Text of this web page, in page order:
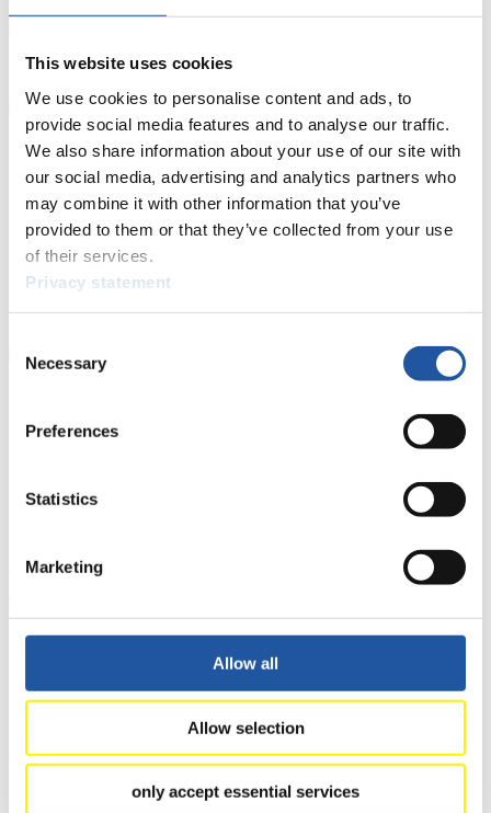
This website uses cookies
We use cookies to personalise content and ads, to
provide social media features and to analyse our traffic.
We also share information about your use of our site with
our social media, advertising and analytics partners who
may combine it with other information that you’ve
provided to them or that they’ve collected from your use
of their services.
Privacy statement
Selection
Necessary
Preferences
Statistics
Marketing
Allow all
Allow selection
only accept essential services
Für Presse- und Medienvertreter
Hier finden Sie Informationen für Presse- und Medienvertreter. Sie
haben Zugriff auf Athletenbiographien und Informationen zu
Wettkämpfen. Außerdem können Sie Ihre Medienakkreditierung
beantragen, die Grundregeln des Rennrodelsports einsehen und
allgemeine Neuigkeiten einholen.
>> Weiter
Hier können Sie sich über allgemeine Neuigkeiten informieren, das
und Fairplay nachlesen, auf Athletenbiographien zugreifen,
Ausschreibungen für Wettkämpfe herunterladen, sowie auf die
>> Weiter
Hier können Sie das aktuelle Regelwerk sowie Richtlinien zu
Kontaktpersonen für Wettkämpfe und Sponsoren informieren,
sowie Informationen über Wettkämpfe abrufen.